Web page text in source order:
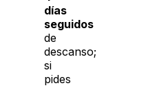
días
seguidos
de
descanso;
si
pides